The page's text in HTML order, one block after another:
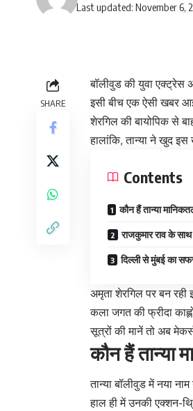
Last updated: November 6,
SHARE
बॉलीवुड की युवा एक्ट्रेस
इसी बीच एक ऐसी खबर
शेरगिल की बायोपिक से
हालांकि, तान्या ने खुद
Contents
कौन हैं तान्या
राजकुमार राव के
दिल्ली से मुंबई का
अमृता शेरगिल पर बन
कला जगत की फ्रीदा
सूत्रों की मानें तो अब
कौन हैं तान्या
तान्या बॉलीवुड में नया
हाल ही में उनकी एक्शन-